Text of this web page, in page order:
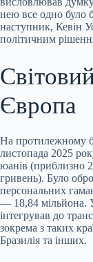
нею все одно було
наступник, Кевін
політичним
Європа
На протилежному
листопада 2025
юанів (приблизно
гривень). Було
персональних
— 18,84 мільйона.
інтегрував до
зокрема з таких
Бразилія та інших.